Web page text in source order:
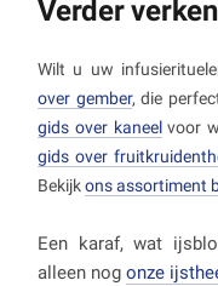
Verder
Wilt u uw
over gember, die
gids over kaneelvoor
gids over
Bekijkons assortiment
Een karaf, wat
alleen nog onze